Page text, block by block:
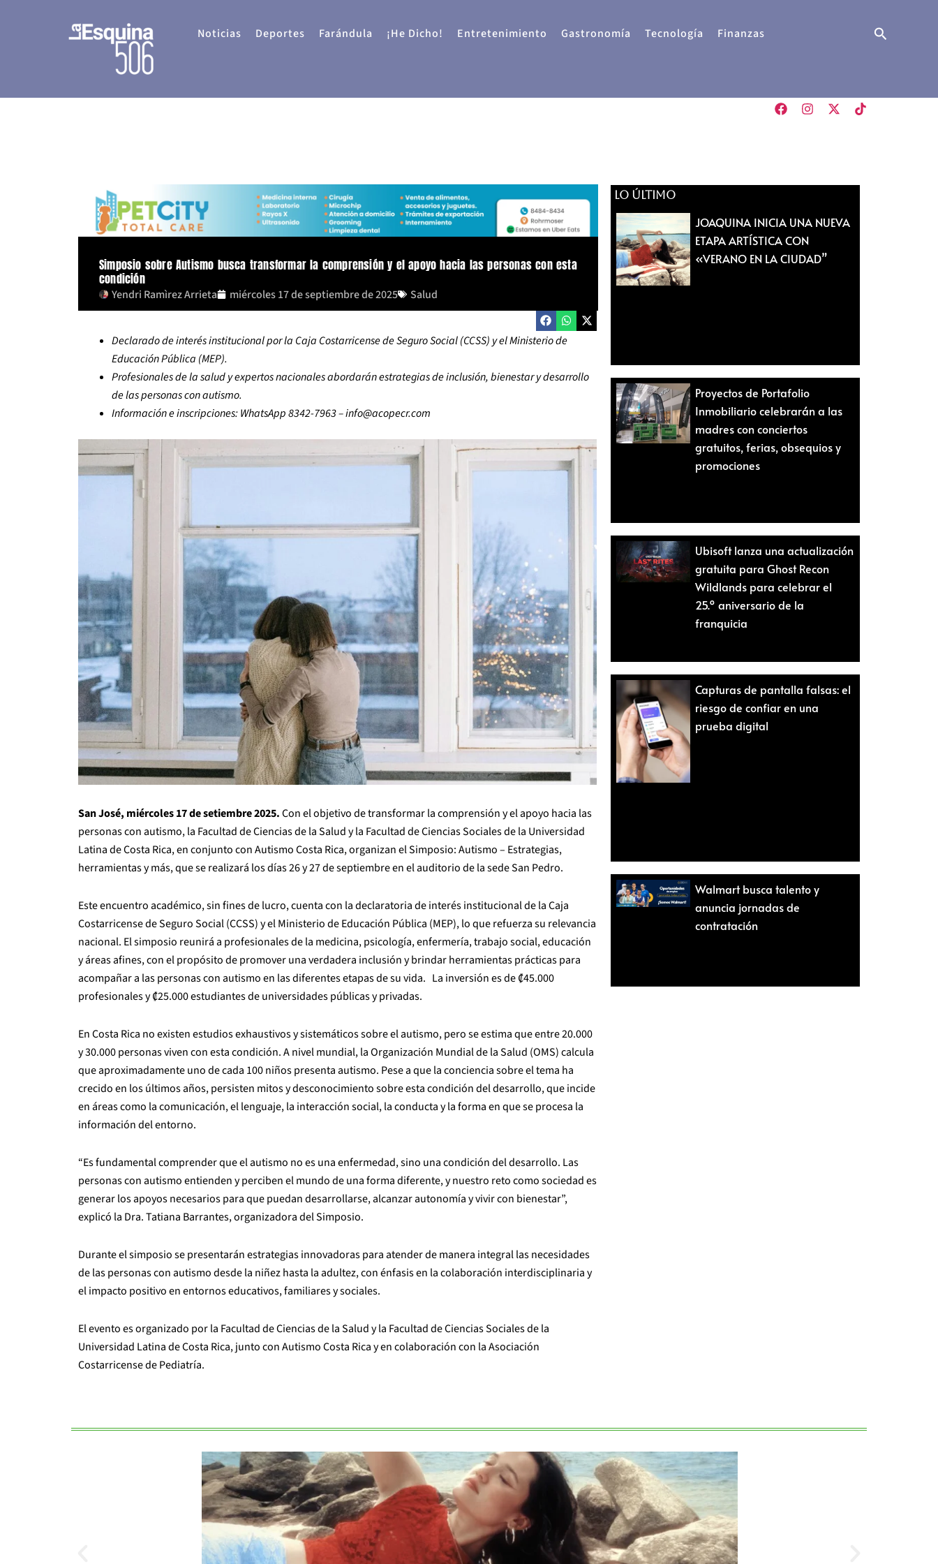
Noticias Deportes Farándula ¡He Dicho! Entretenimiento Gastronomía Tecnología Finanzas Buscar
Simposio sobre Autismo busca transformar la comprensión y el apoyo hacia las personas con esta
condición
Yendri Ramìrez Arrieta miércoles 17 de septiembre de 2025 Salud
Declarado de interés institucional por la Caja Costarricense de Seguro Social (CCSS) y el Ministerio de
Educación Pública (MEP).
Profesionales de la salud y expertos nacionales abordarán estrategias de inclusión, bienestar y desarrollo
de las personas con autismo.
Información e inscripciones: WhatsApp 8342-7963 – info@acopecr.com
San José, miércoles 17 de setiembre 2025.Con el objetivo de transformar la comprensión y el apoyo hacia las
personas con autismo, la Facultad de Ciencias de la Salud y la Facultad de Ciencias Sociales de la Universidad
Latina de Costa Rica, en conjunto con Autismo Costa Rica, organizan el Simposio: Autismo – Estrategias,
herramientas y más, que se realizará los días 26 y 27 de septiembre en el auditorio de la sede San Pedro.
Este encuentro académico, sin fines de lucro, cuenta con la declaratoria de interés institucional de la Caja
Costarricense de Seguro Social (CCSS) y el Ministerio de Educación Pública (MEP), lo que refuerza su relevancia
nacional. El simposio reunirá a profesionales de la medicina, psicología, enfermería, trabajo social, educación
y áreas afines, con el propósito de promover una verdadera inclusión y brindar herramientas prácticas para
acompañar a las personas con autismo en las diferentes etapas de su vida. La inversión es de ₡45.000
profesionales y ₡25.000 estudiantes de universidades públicas y privadas.
En Costa Rica no existen estudios exhaustivos y sistemáticos sobre el autismo, pero se estima que entre 20.000
y 30.000 personas viven con esta condición. A nivel mundial, la Organización Mundial de la Salud (OMS) calcula
que aproximadamente uno de cada 100 niños presenta autismo. Pese a que la conciencia sobre el tema ha
crecido en los últimos años, persisten mitos y desconocimiento sobre esta condición del desarrollo, que incide
en áreas como la comunicación, el lenguaje, la interacción social, la conducta y la forma en que se procesa la
información del entorno.
“Es fundamental comprender que el autismo no es una enfermedad, sino una condición del desarrollo. Las
personas con autismo entienden y perciben el mundo de una forma diferente, y nuestro reto como sociedad es
generar los apoyos necesarios para que puedan desarrollarse, alcanzar autonomía y vivir con bienestar”,
explicó la Dra. Tatiana Barrantes, organizadora del Simposio.
Durante el simposio se presentarán estrategias innovadoras para atender de manera integral las necesidades
de las personas con autismo desde la niñez hasta la adultez, con énfasis en la colaboración interdisciplinaria y
el impacto positivo en entornos educativos, familiares y sociales.
El evento es organizado por la Facultad de Ciencias de la Salud y la Facultad de Ciencias Sociales de la
Universidad Latina de Costa Rica, junto con Autismo Costa Rica y en colaboración con la Asociación
Costarricense de Pediatría.
LO ÚLTIMO
JOAQUINA INICIA UNA NUEVA
ETAPA ARTÍSTICA CON
«VERANO EN LA CIUDAD”
Proyectos de Portafolio
Inmobiliario celebrarán a las
madres con conciertos
gratuitos, ferias, obsequios y
promociones
Ubisoft lanza una actualización
gratuita para Ghost Recon
Wildlands para celebrar el
25.º aniversario de la
franquicia
Capturas de pantalla falsas: el
riesgo de confiar en una
prueba digital
Walmart busca talento y
anuncia jornadas de
contratación